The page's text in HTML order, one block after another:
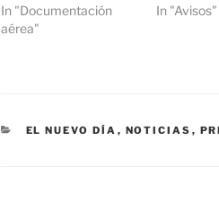
In "Documentación
aérea"
In "Avisos"
CATEGORIES
EL NUEVO DÍA , NOTICIAS ,